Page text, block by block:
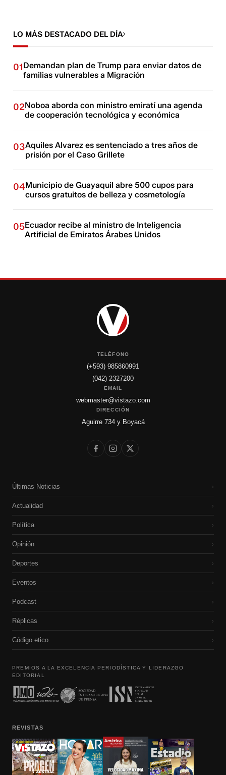
LO MÁS DESTACADO DEL DÍA
01Demandan plan de Trump para enviar datos de
familias vulnerables a Migración
02Noboa aborda con ministro emiratí una agenda
de cooperación tecnológica y económica
03Aquiles Alvarez es sentenciado a tres años de
prisión por el Caso Grillete
04Municipio de Guayaquil abre 500 cupos para
cursos gratuitos de belleza y cosmetología
05Ecuador recibe al ministro de Inteligencia
Artificial de Emiratos Árabes Unidos
TELÉFONO
(+593) 985860991
(042) 2327200
EMAIL
webmaster@vistazo.com
DIRECCIÓN
Aguirre 734 y Boyacá
Últimas Noticias ›
Actualidad ›
Política ›
Opinión ›
Deportes ›
Eventos ›
Podcast ›
Réplicas ›
Código etico ›
PREMIOS A LA EXCELENCIA PERIODÍSTICA Y LIDERAZGO
EDITORIAL
REVISTAS